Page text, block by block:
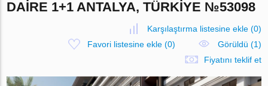
DAIRE 1+1 ANTALYA, TÜRKIYE №53098
Karşılaştırma listesine ekle(0)
Favori listesine ekle(0)
Görüldü (1)
Fiyatını teklif et